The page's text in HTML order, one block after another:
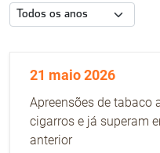
ESG
Imprensa
21 maio 2026
Apreensões de tabaco
cigarros e já superam
anterior